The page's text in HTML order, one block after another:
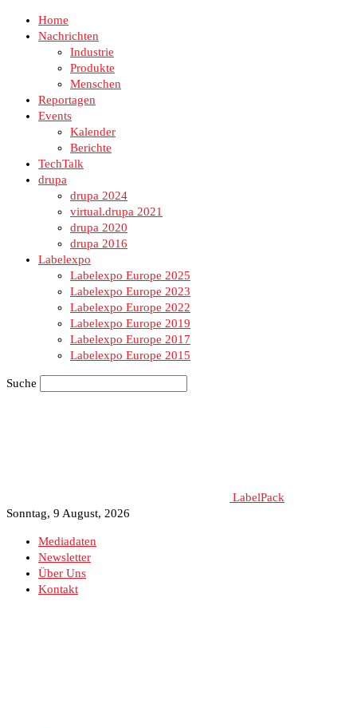
Home
Nachrichten
Industrie
Produkte
Menschen
Reportagen
Events
Kalender
Berichte
TechTalk
drupa
drupa 2024
virtual.drupa 2021
drupa 2020
drupa 2016
Labelexpo
Labelexpo Europe 2025
Labelexpo Europe 2023
Labelexpo Europe 2022
Labelexpo Europe 2019
Labelexpo Europe 2017
Labelexpo Europe 2015
Suche
LabelPack
Sonntag, 9 August, 2026
Mediadaten
Newsletter
Über Uns
Kontakt